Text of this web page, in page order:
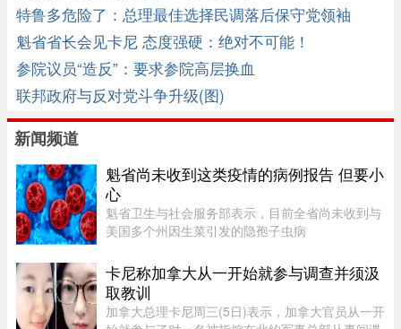
特鲁多危险了：总理最佳选择民调落后保守党领袖
魁省省长会见卡尼 态度强硬：绝对不可能！
参院议员“造反”：要求参院高层换血
联邦政府与反对党斗争升级(图)
新闻频道
魁省尚未收到这类疫情的病例报告 但要小
心
魁省卫生与社会服务部表示，目前全省尚未收到与
美国多个州因生菜引发的隐孢子虫病
报告。这种由寄生虫引起的感染主要通过受污染的
食物或水传播，会导致水样腹泻、胃痉挛 ...
卡尼称加拿大从一开始就参与调查并须汲
取教训
加拿大总理卡尼周三(5日)表示，加拿大官员从一开